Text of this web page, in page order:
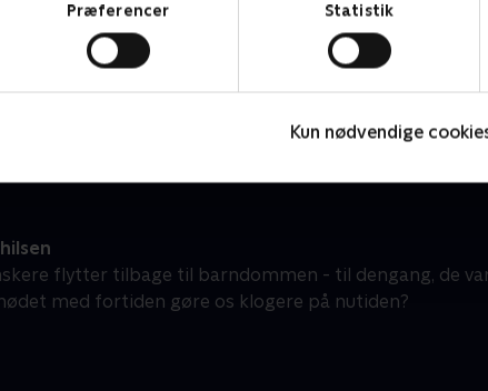
Præferencer Statistik
Kun nødvendige
flytter tilbage til barndommen - til dengang, de
med fortiden gøre os klogere på nutiden?